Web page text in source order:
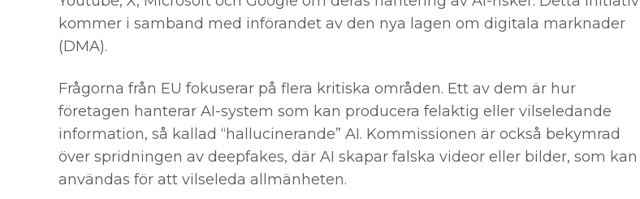
kommer i samband med införandet av den nya lagen om digitala marknader
(DMA).
Frågorna från EU fokuserar på flera kritiska områden. Ett av dem är hur
företagen hanterar AI-system som kan producera felaktig eller vilseledande
information, så kallad “hallucinerande” AI. Kommissionen är också bekymrad
över spridningen av deepfakes, där AI skapar falska videor eller bilder, som kan
användas för att vilseleda allmänheten.